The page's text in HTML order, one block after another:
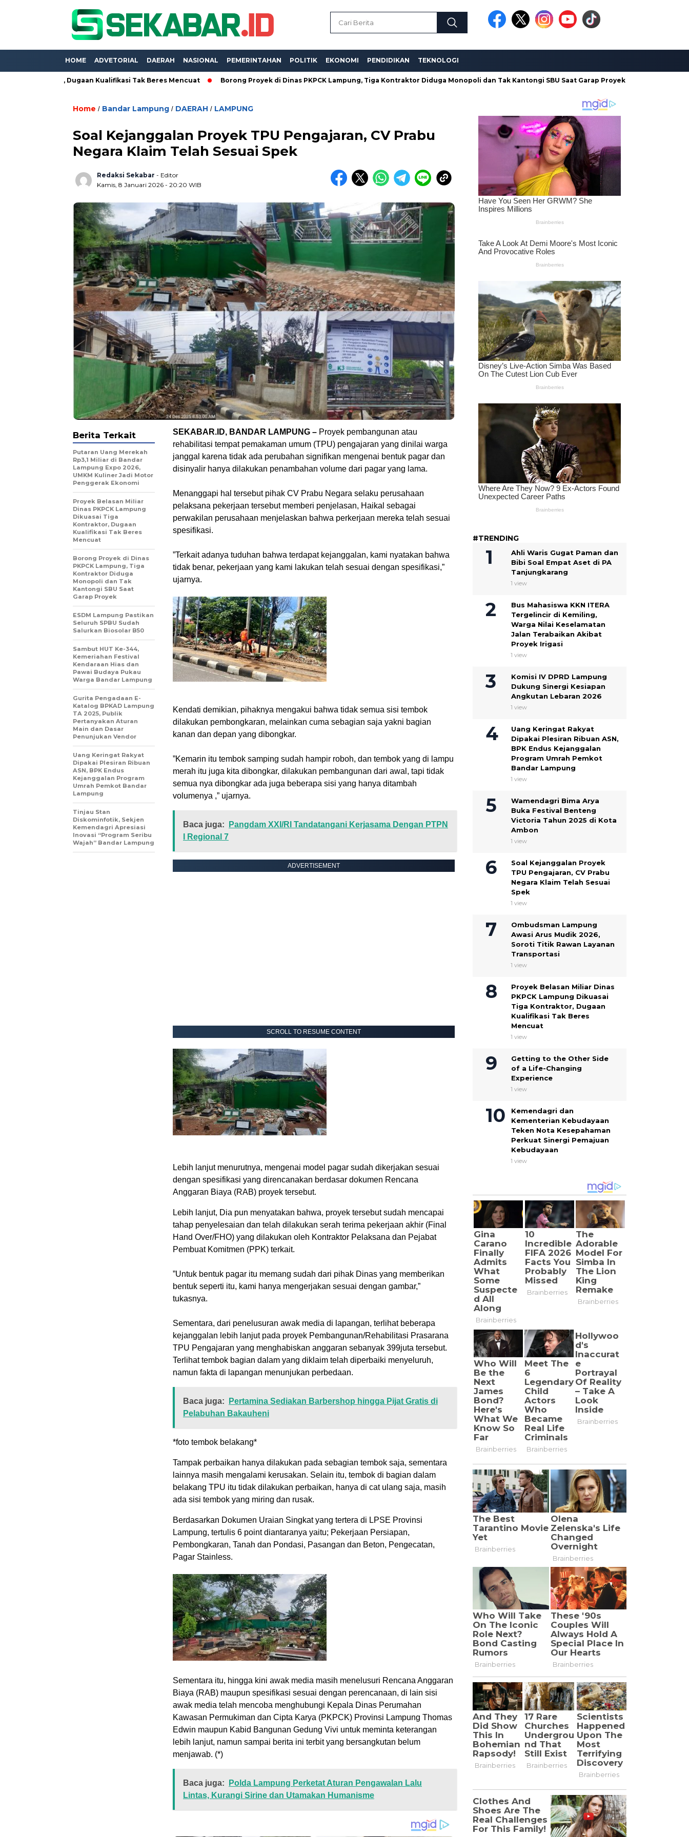
HOME ADVETORIAL DAERAH NASIONAL PEMERINTAHAN POLITIK EKONOMI PENDIDIKAN TEKNOLOGI
Dugaan Kualifikasi Tak Beres Mencuat Borong Proyek di Dinas PKPCK Lampung, Tiga Kontraktor Diduga Monopoli dan Tak Kantongi SBU Saat Garap Proyek Sambut HUT Ke-344,
Home / Bandar Lampung / DAERAH / LAMPUNG
Soal Kejanggalan Proyek TPU Pengajaran, CV Prabu
Negara Klaim Telah Sesuai Spek ‎
Redaksi Sekabar - Editor
Kamis, 8 Januari 2026 - 20:20 WIB
SEKABAR.ID, BANDAR LAMPUNG – Proyek pembangunan atau
rehabilitasi tempat pemakaman umum (TPU) pengajaran yang dinilai warga
janggal karena tidak ada perubahan signifikan mengenai bentuk pagar dan
disinyalir hanya dilakukan penambahan volume dari pagar yang lama.
‎Menanggapi hal tersebut pihak CV Prabu Negara selaku perusahaan
pelaksana pekerjaan tersebut memberi penjelasan, Haikal sebagai
perwakilan perusahaan menjelaskan bahwa perkerjaan mereka telah sesuai
spesifikasi.
‎”Terkait adanya tuduhan bahwa terdapat kejanggalan, kami nyatakan bahwa
tidak benar, pekerjaan yang kami lakukan telah sesuai dengan spesifikasi,”
ujarnya.
‎Kendati demikian, pihaknya mengakui bahwa tidak semua sisi tembok
dilakukan pembongkaran, melainkan cuma sebagian saja yakni bagian
kanan dan depan yang dibongkar.
‎”Kemarin itu tembok samping sudah hampir roboh, dan tembok yang di lampu
merah itu juga kita dibongkar, dilakukan pembangunan dari awal, tapi tidak
semua nya dibongkar ada juga beberapa sisi yang hanya ditambah
volumenya ,” ujarnya.
Baca juga:
Pangdam XXI/RI Tandatangani Kerjasama Dengan PTPN
I Regional 7
ADVERTISEMENT
SCROLL TO RESUME CONTENT
‎Lebih lanjut menurutnya, mengenai model pagar sudah dikerjakan sesuai
dengan spesifikasi yang direncanakan berdasar dokumen Rencana
Anggaran Biaya (RAB) proyek tersebut.
Lebih lanjut, Dia pun menyatakan bahwa, proyek tersebut sudah mencapai
tahap penyelesaian dan telah dilakukan serah terima pekerjaan akhir (Final
Hand Over/FHO) yang dilakukan oleh Kontraktor Pelaksana dan Pejabat
Pembuat Komitmen (PPK) terkait.
‎”Untuk bentuk pagar itu memang sudah dari pihak Dinas yang memberikan
bentuk seperti itu, kami hanya mengerjakan sesuai dengan gambar,”
tukasnya.
Sementara, dari penelusuran awak media di lapangan, terlihat beberapa
kejanggalan lebih lanjut pada proyek Pembangunan/Rehabilitasi Prasarana
TPU Pengajaran yang menghabiskan anggaran sebanyak 399juta tersebut.
Terlihat tembok bagian dalam yang diklaim telah diperbaiki menyeluruh,
namun fakta di lapangan menunjukan perbedaan.
Baca juga:
Pertamina Sediakan Barbershop hingga Pijat Gratis di
Pelabuhan Bakauheni
*foto tembok belakang*
Tampak perbaikan hanya dilakukan pada sebagian tembok saja, sementara
lainnya masih mengalami kerusakan. Selain itu, tembok di bagian dalam
belakang TPU itu tidak dilakukan perbaikan, hanya di cat ulang saja, masih
ada sisi tembok yang miring dan rusak.
Berdasarkan Dokumen Uraian Singkat yang tertera di LPSE Provinsi
Lampung, tertulis 6 point diantaranya yaitu; Pekerjaan Persiapan,
Pembongkaran, Tanah dan Pondasi, Pasangan dan Beton, Pengecatan,
Pagar Stainless.
‎Sementara itu, hingga kini awak media masih menelusuri Rencana Anggaran
Biaya (RAB) maupun spesifikasi sesuai dengan perencanaan, di lain sisi
awak media telah mencoba menghubungi Kepala Dinas Perumahan
Kawasan Permukiman dan Cipta Karya (PKPCK) Provinsi Lampung Thomas
Edwin maupun Kabid Bangunan Gedung Vivi untuk meminta keterangan
lebih lanjut, namun sampai berita ini terbit yang bersangkutan belum
menjawab. (*)
Baca juga:
Polda Lampung Perketat Aturan Pengawalan Lalu
Lintas, Kurangi Sirine dan Utamakan Humanisme
Berita Terkait
Putaran Uang Merekah
Rp3,1 Miliar di Bandar
Lampung Expo 2026,
UMKM Kuliner Jadi Motor
Penggerak Ekonomi
Proyek Belasan Miliar
Dinas PKPCK Lampung
Dikuasai Tiga
Kontraktor, Dugaan
Kualifikasi Tak Beres
Mencuat
Borong Proyek di Dinas
PKPCK Lampung, Tiga
Kontraktor Diduga
Monopoli dan Tak
Kantongi SBU Saat
Garap Proyek
ESDM Lampung Pastikan
Seluruh SPBU Sudah
Salurkan Biosolar B50
Sambut HUT Ke-344,
Kemeriahan Festival
Kendaraan Hias dan
Pawai Budaya Pukau
Warga Bandar Lampung
Gurita Pengadaan E-
Katalog BPKAD Lampung
TA 2025, Publik
Pertanyakan Aturan
Main dan Dasar
Penunjukan Vendor
Uang Keringat Rakyat
Dipakai Plesiran Ribuan
ASN, BPK Endus
Kejanggalan Program
Umrah Pemkot Bandar
Lampung
Tinjau Stan
Diskominfotik, Sekjen
Kemendagri Apresiasi
Inovasi “Program Seribu
Wajah” Bandar Lampung
#TRENDING
Ahli Waris Gugat Paman dan
Bibi Soal Empat Aset di PA
Tanjungkarang
1 view
Bus Mahasiswa KKN ITERA
Tergelincir di Kemiling,
Warga Nilai Keselamatan
Jalan Terabaikan Akibat
Proyek Irigasi
1 view
Komisi IV DPRD Lampung
Dukung Sinergi Kesiapan
Angkutan Lebaran 2026
1 view
Uang Keringat Rakyat
Dipakai Plesiran Ribuan ASN,
BPK Endus Kejanggalan
Program Umrah Pemkot
Bandar Lampung
1 view
Wamendagri Bima Arya
Buka Festival Benteng
Victoria Tahun 2025 di Kota
Ambon
1 view
Soal Kejanggalan Proyek
TPU Pengajaran, CV Prabu
Negara Klaim Telah Sesuai
Spek ‎
1 view
Ombudsman Lampung
Awasi Arus Mudik 2026,
Soroti Titik Rawan Layanan
Transportasi
1 view
Proyek Belasan Miliar Dinas
PKPCK Lampung Dikuasai
Tiga Kontraktor, Dugaan
Kualifikasi Tak Beres
Mencuat
1 view
Getting to the Other Side
of a Life-Changing
Experience
1 view
Kemendagri dan
Kementerian Kebudayaan
Teken Nota Kesepahaman
Perkuat Sinergi Pemajuan
Kebudayaan
1 view